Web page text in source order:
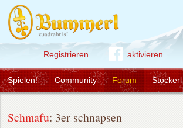
Registrieren aktivieren
Community Forum Stockerl
Spielen!
Schmafu: 3er schnapsen